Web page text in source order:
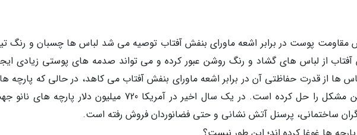
مقاومت پوست در برابر اشعه ماورای بنفش آفتاب توصیه می شد لباس ها چسبان و رنگ
آفتاب از لباس های گشاد و رنگ روشن عبور کرده و می تواند صدمه های پوستی زیادی
ها از قدرت حفاظتی آن در برابر اشعه ماورای بنفش آفتاب می کاهد، در حالی که پارچه
نانو با عدم نفوذپذیری آب این مشکل را حل کرده است. در یک سال اخیر در آمریکا 720 میلیون دلار پارچه های
ساختمانی، پرسنل آتش نشانی و حتی فضانوردان فروش رفته است.